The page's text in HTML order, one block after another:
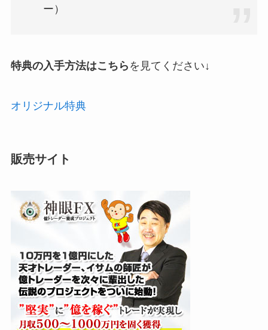
ー）
特典の入手方法はこちら を見てください↓
オリジナル特典
販売サイト